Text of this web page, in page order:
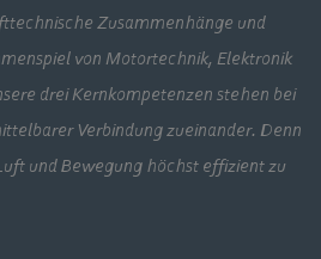
Zusammenhänge und
von Motortechnik, Elektronik
drei Kernkompetenzen stehen bei
Verbindung zueinander. Denn
und Bewegung höchst effizient zu